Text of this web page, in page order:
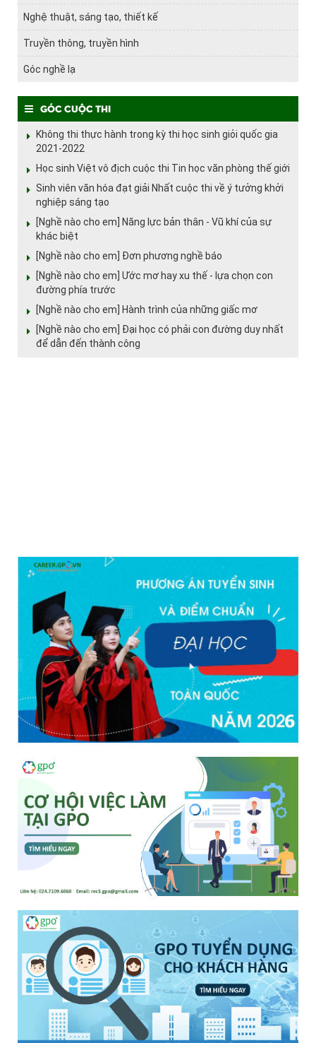
Nghệ thuật, sáng tạo, thiết kế
Truyền thông, truyền hình
Góc nghề lạ
Góc cuộc thi
Không thi thực hành trong kỳ thi học sinh giỏi quốc gia
2021-2022
Học sinh Việt vô địch cuộc thi Tin học văn phòng thế giới
Sinh viên văn hóa đạt giải Nhất cuộc thi về ý tưởng khởi
nghiệp sáng tạo
[Nghề nào cho em] Năng lực bản thân - Vũ khí của sự
khác biệt
[Nghề nào cho em] Đơn phương nghề báo
[Nghề nào cho em] Ước mơ hay xu thế - lựa chọn con
đường phía trước
[Nghề nào cho em] Hành trình của những giấc mơ
[Nghề nào cho em] Đại học có phải con đường duy nhất
để dẫn đến thành công